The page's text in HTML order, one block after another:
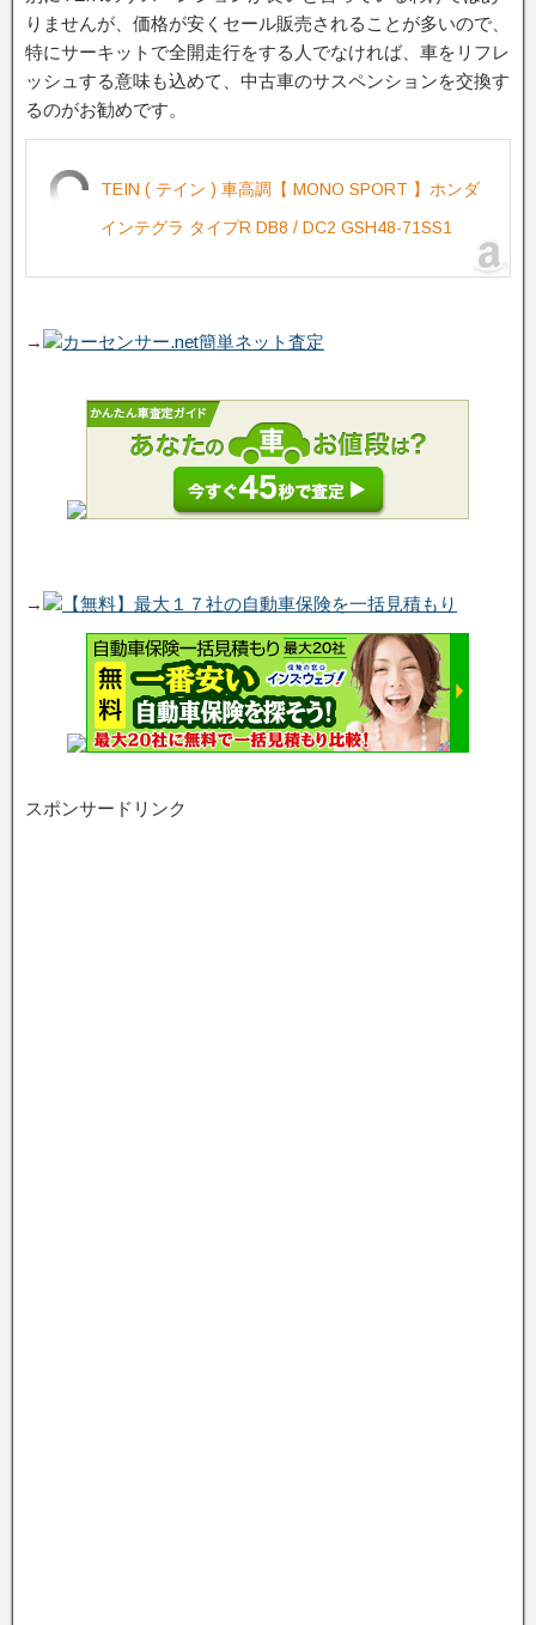
りませんが、価格が安くセール販売されることが多いので、
特にサーキットで全開走行をする人でなければ、車をリフレ
ッシュする意味も込めて、中古車のサスペンションを交換す
るのがお勧めです。
TEIN ( テイン ) 車高調【 MONO SPORT 】ホンダ
インテグラ タイプR DB8 / DC2 GSH48-71SS1
→ カーセンサー.net簡単ネット査定
→ 【無料】最大１７社の自動車保険を一括見積もり
スポンサードリンク